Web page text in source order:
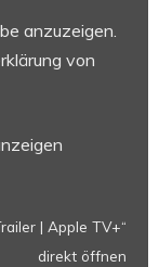
anzuzeigen.
von
| Apple TV+“
direkt öffnen